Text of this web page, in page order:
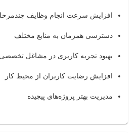
افزایش سرعت انجام وظایف
دسترسی همزمان به منابع مختلف
بهبود تجربه کاربری در مشاغل تخصصی
افزایش رضایت کاربران از محیط کار
مدیریت بهتر پروژه‌های پیچیده